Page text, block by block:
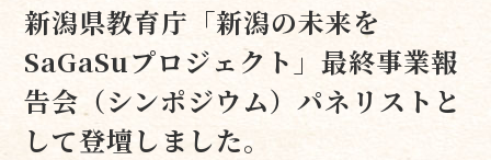
新潟県教育庁「新潟の未来を
SaGaSuプロジェクト」最終事業報
告会（シンポジウム）パネリストと
して登壇しました。